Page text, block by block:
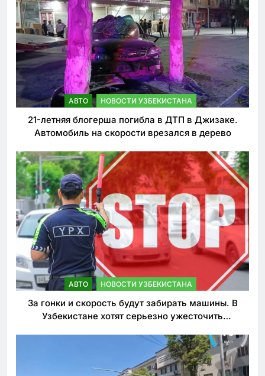
АВТО НОВОСТИ УЗБЕКИСТАНА
21-летняя блогерша погибла в ДТП в Джизаке.
Автомобиль на скорости врезался в дерево
АВТО НОВОСТИ УЗБЕКИСТАНА
За гонки и скорость будут забирать машины. В
Узбекистане хотят серьезно ужесточить